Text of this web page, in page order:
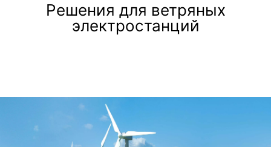
Решения для ветряных
электростанций